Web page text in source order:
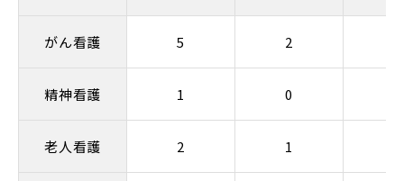
がん看護 5 2
精神看護 1 0
老人看護 2 1